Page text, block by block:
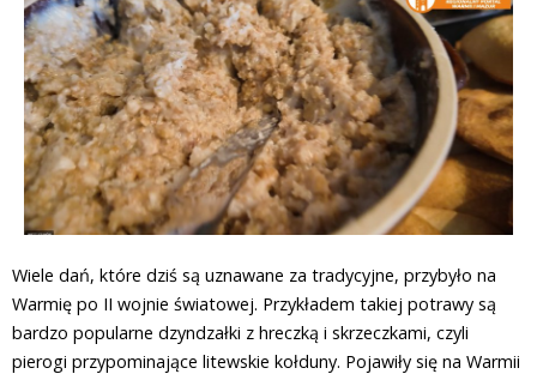
Wiele dań, które dziś są uznawane za tradycyjne, przybyło na
Warmię po II wojnie światowej. Przykładem takiej potrawy są
bardzo popularne dzyndzałki z hreczką i skrzeczkami, czyli
pierogi przypominające litewskie kołduny. Pojawiły się na Warmii